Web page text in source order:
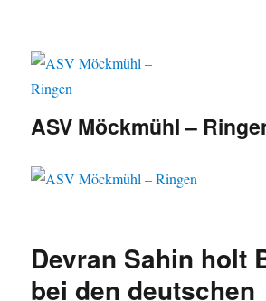
ASV Möckmühl –
Devran Sahin holt
bei den deutschen